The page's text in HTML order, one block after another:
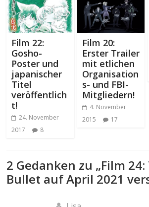
Film 22:
Gosho-
Poster und
japanischer
Titel
veröffentlich
t!
24. November
2017
8
Film 20:
Erster Trailer
mit etlichen
Organisation
s- und FBI-
Mitgliedern!
4. November
2015
17
2 Gedanken zu „Film
Bullet auf April 2021